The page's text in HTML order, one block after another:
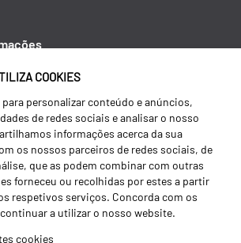
COOKIES
personalizar conteúdo e anúncios,
de redes sociais e analisar o nosso
informações acerca da sua
os nossos parceiros de redes sociais, de
que as podem combinar com outras
forneceu ou recolhidas por estes a partir
respetivos serviços. Concorda com os
a utilizar o nosso website.
cookies
(RGPC)